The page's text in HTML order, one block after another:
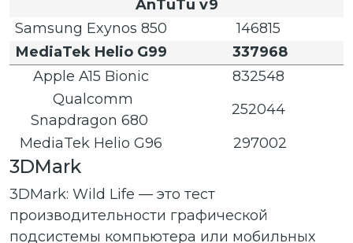
AnTuTu v9
Samsung Exynos 850
146815
MediaTek Helio G99
337968
Apple A15 Bionic
832548
Qualcomm
Snapdragon 680
252044
MediaTek Helio G96
297002
3DMark
3DMark: Wild Life — это тест
производительности графической
подсистемы компьютера или мобильных